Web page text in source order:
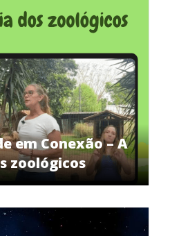
em Conexão – A
zoológicos